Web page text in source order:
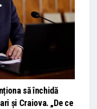
să închidă
și Craiova. „De ce